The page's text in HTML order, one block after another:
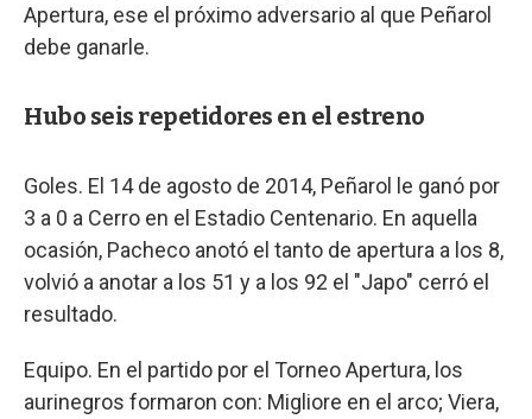
Apertura, ese el próximo adversario al que Peñarol
debe ganarle.
Hubo seis repetidores en el estreno
Goles. El 14 de agosto de 2014, Peñarol le ganó por
3 a 0 a Cerro en el Estadio Centenario. En aquella
ocasión, Pacheco anotó el tanto de apertura a los 8,
volvió a anotar a los 51 y a los 92 el "Japo" cerró el
resultado.
Equipo. En el partido por el Torneo Apertura, los
aurinegros formaron con: Migliore en el arco; Viera,